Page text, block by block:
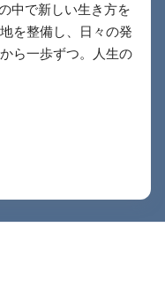
中で新しい生き方を
を整備し、日々の発
ら一歩ずつ。人生の